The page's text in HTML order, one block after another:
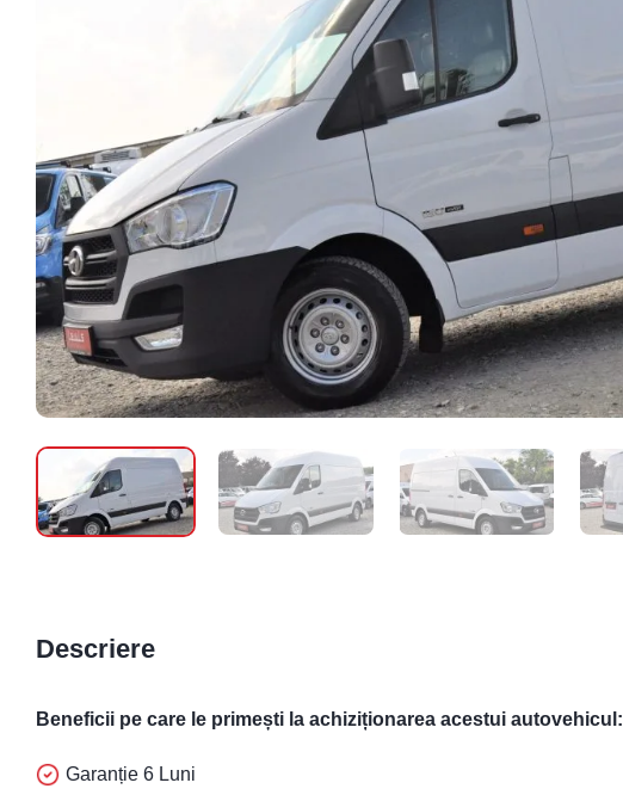
Descriere
Beneficii pe care le primești la achiziționarea acestui autovehicul:
Garanție 6 Luni